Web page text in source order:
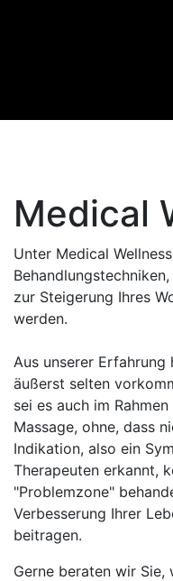
Medical
Unter Medical
zur Steigerung Ihres
werden.
Aus unserer Erfahrung
äußerst selten
sei es auch im
Massage, ohne, dass
Indikation, also ein
Therapeuten erkannt,
"Problemzone"
Verbesserung Ihrer
beitragen.
Gerne beraten wir Sie,